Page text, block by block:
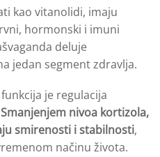
kao vitanolidi, imaju
hormonski i imuni
deluje
jedan segment zdravlja.
je regulacija
Smanjenjem nivoa kortizola,
smirenosti i stabilnosti,
načinu života.